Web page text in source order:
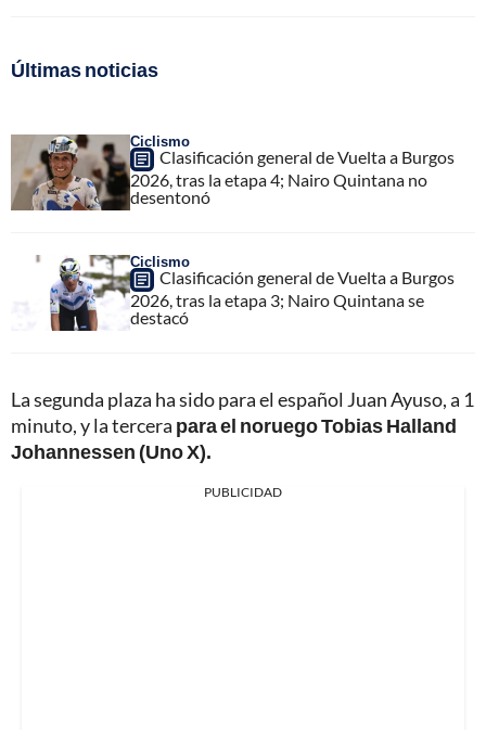
Últimas noticias
Ciclismo
Clasificación general de Vuelta a Burgos
2026, tras la etapa 4; Nairo Quintana no
desentonó
Ciclismo
Clasificación general de Vuelta a Burgos
2026, tras la etapa 3; Nairo Quintana se
destacó
La segunda plaza ha sido para el español Juan Ayuso, a 1
minuto, y la tercera para el noruego Tobias Halland
Johannessen (Uno X).
PUBLICIDAD